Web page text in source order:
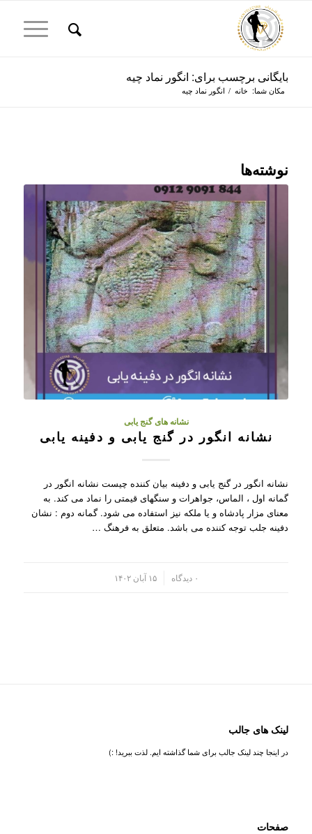
بایگانی برچسب برای: انگور نماد چیه
مکان شما: خانه / انگور نماد چیه
نوشته‌ها
نشانه های گنج یابی
نشانه انگور در گنج یابی و دفینه یابی
نشانه انگور در گنج یابی و دفینه بیان کننده چیست نشانه انگور در
گمانه اول ، الماس، جواهرات و سنگهای قیمتی را نماد می کند. به
معنای مزار پادشاه و یا ملکه نیز استفاده می شود. گمانه دوم : نشان
دفینه جلب توجه کننده می باشد. متعلق به فرهنگ …
۰ دیدگاه ۱۵ آبان ۱۴۰۲
لینک های جالب
در اینجا چند لینک جالب برای شما گذاشته ایم. لذت ببرید! :)
صفحات